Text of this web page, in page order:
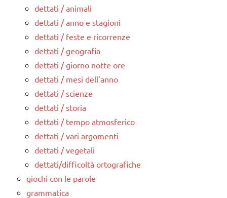
dettati / animali
dettati / anno e stagioni
dettati / feste e ricorrenze
dettati / geografia
dettati / giorno notte ore
dettati / mesi dell'anno
dettati / scienze
dettati / storia
dettati / tempo atmosferico
dettati / vari argomenti
dettati / vegetali
dettati/difficoltà ortografiche
giochi con le parole
grammatica